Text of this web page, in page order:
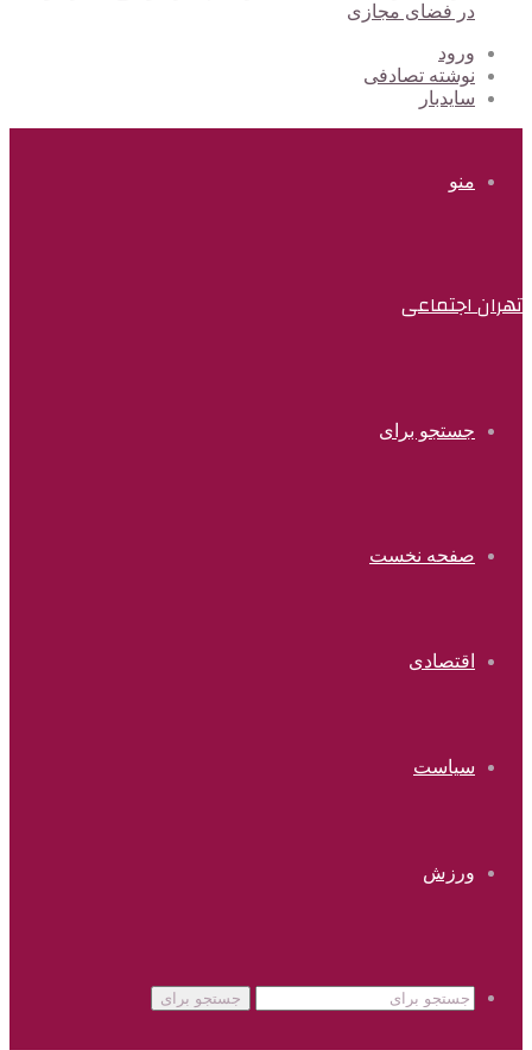
در فضای مجازی
ورود
نوشته تصادفی
سایدبار
منو
تهران اجتماعی
جستجو برای
صفحه نخست
اقتصادی
سیاست
ورزش
جستجو برای